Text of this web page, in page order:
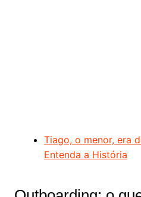
Tiago, o menor, era
Entenda a História